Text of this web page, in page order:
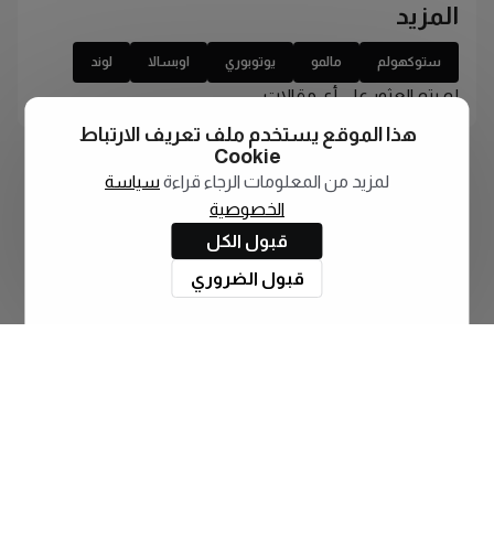
المزيد
ستوكهولم مالمو يوتوبوري اوبسالا لوند
لم يتم العثور على أي مقالات
هذا الموقع يستخدم ملف تعريف الارتباط
Cookie
لمزيد من المعلومات الرجاء قراءة سياسة
الخصوصية
قبول الكل
قبول الضروري